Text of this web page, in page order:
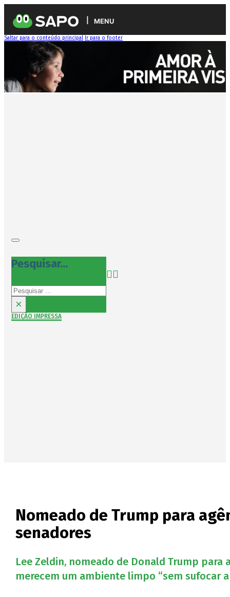
MENU
Saltar para o conteúdo principal Ir para o footer
Pesquisar...
Pesquisar
×
EDIÇÃO IMPRESSA
Nomeado de Trump para
senadores
Lee Zeldin, nomeado de Donald Trump
merecem um ambiente limpo “sem sufocar